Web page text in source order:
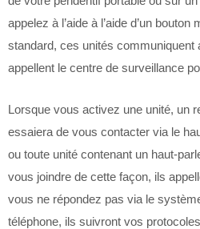
appelez à l’aide à l’aide d’un
standard, ces unités communiquent
appellent le centre de surveillance
Lorsque vous activez une unité, un
essaiera de vous contacter via le
ou toute unité contenant un haut-
vous joindre de cette façon, ils
vous ne répondez pas via le
téléphone, ils suivront vos